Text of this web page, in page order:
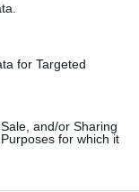
for Targeted
and/or Sharing
for which it
“Rikši”.
tirdziņš, notiek
kurā līdz pat 13.
ikviens šeit